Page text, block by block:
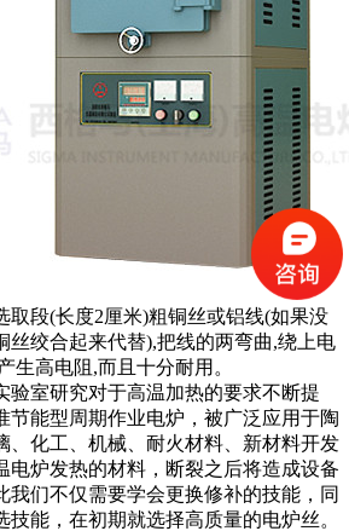
段(长度2厘米)粗铜丝或铝线(如果没
丝绞合起来代替),把线的两弯曲,绕上电
生高电阻,而且十分耐用。
室研究对于高温加热的要求不断提
节能型周期作业电炉，被广泛应用于陶
、化工、机械、耐火材料、新材料开发
电炉发热的材料，断裂之后将造成设备
我们不仅需要学会更换修补的技能，同
技能，在初期就选择高质量的电炉丝。